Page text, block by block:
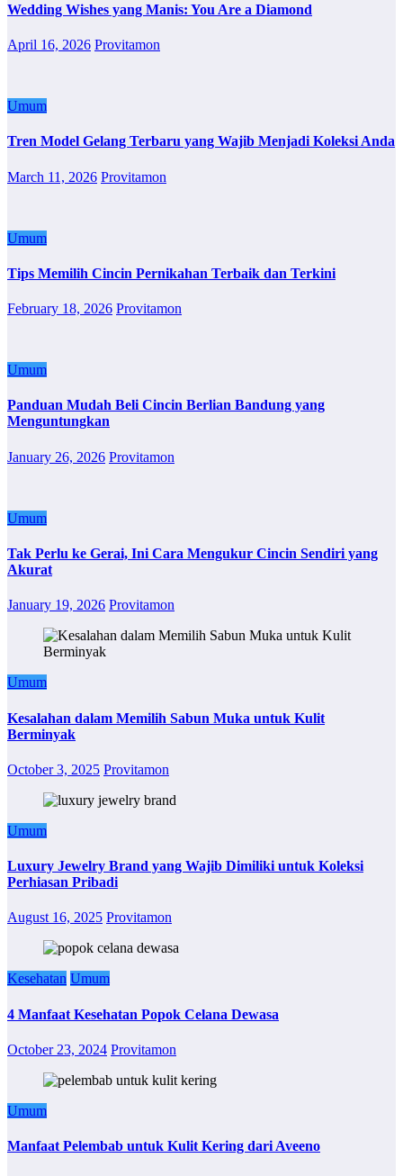
Wedding Wishes yang Manis: You Are a Diamond
April 16, 2026 Provitamon
Umum
Tren Model Gelang Terbaru yang Wajib Menjadi Koleksi Anda
March 11, 2026 Provitamon
Umum
Tips Memilih Cincin Pernikahan Terbaik dan Terkini
February 18, 2026 Provitamon
Umum
Panduan Mudah Beli Cincin Berlian Bandung yang
Menguntungkan
January 26, 2026 Provitamon
Umum
Tak Perlu ke Gerai, Ini Cara Mengukur Cincin Sendiri yang
Akurat
January 19, 2026 Provitamon
Umum
Kesalahan dalam Memilih Sabun Muka untuk Kulit
Berminyak
October 3, 2025 Provitamon
Umum
Luxury Jewelry Brand yang Wajib Dimiliki untuk Koleksi
Perhiasan Pribadi
August 16, 2025 Provitamon
Kesehatan Umum
4 Manfaat Kesehatan Popok Celana Dewasa
October 23, 2024 Provitamon
Umum
Manfaat Pelembab untuk Kulit Kering dari Aveeno